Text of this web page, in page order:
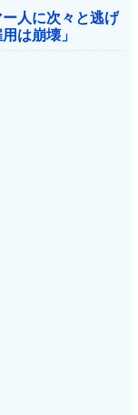
人に次々と逃げ
は崩壊」